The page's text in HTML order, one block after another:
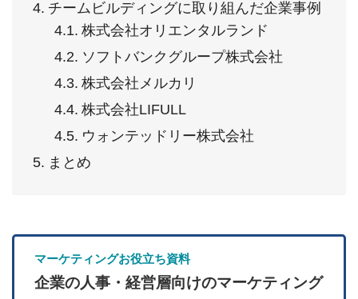
チームビルディングに取り組んだ企業事例
株式会社オリエンタルランド
ソフトバンクグループ株式会社
株式会社メルカリ
株式会社LIFULL
ウォンテッドリー株式会社
まとめ
マーケティングお役立ち資料
企業の人事・経営層向けのマーケティング